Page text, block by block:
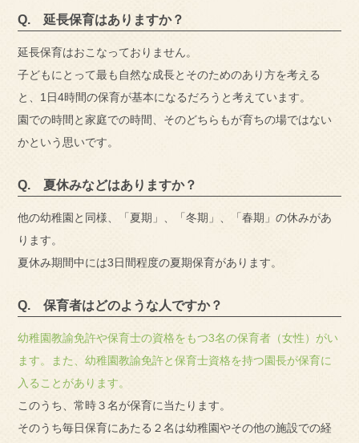
Q. 延長保育はありますか？
延長保育はおこなっておりません。
子どもにとって最も自然な成長とそのためのあり方を考える
と、1日4時間の保育が基本になるだろうと考えています。
園での時間と家庭での時間、そのどちらもが育ちの場ではない
かという思いです。
Q. 夏休みなどはありますか？
他の幼稚園と同様、「夏期」、「冬期」、「春期」の休みがあ
ります。
夏休み期間中には3日間程度の夏期保育があります。
Q. 保育者はどのような人ですか？
幼稚園教諭免許や保育士の資格をもつ3名の保育者（女性） がい
ます。また、幼稚園教諭免許と保育士資格を持つ園長が保育に
入ることがあります。
このうち、常時３名が保育に当たります。
そのうち毎日保育にあたる２名は幼稚園やその他の施設での経